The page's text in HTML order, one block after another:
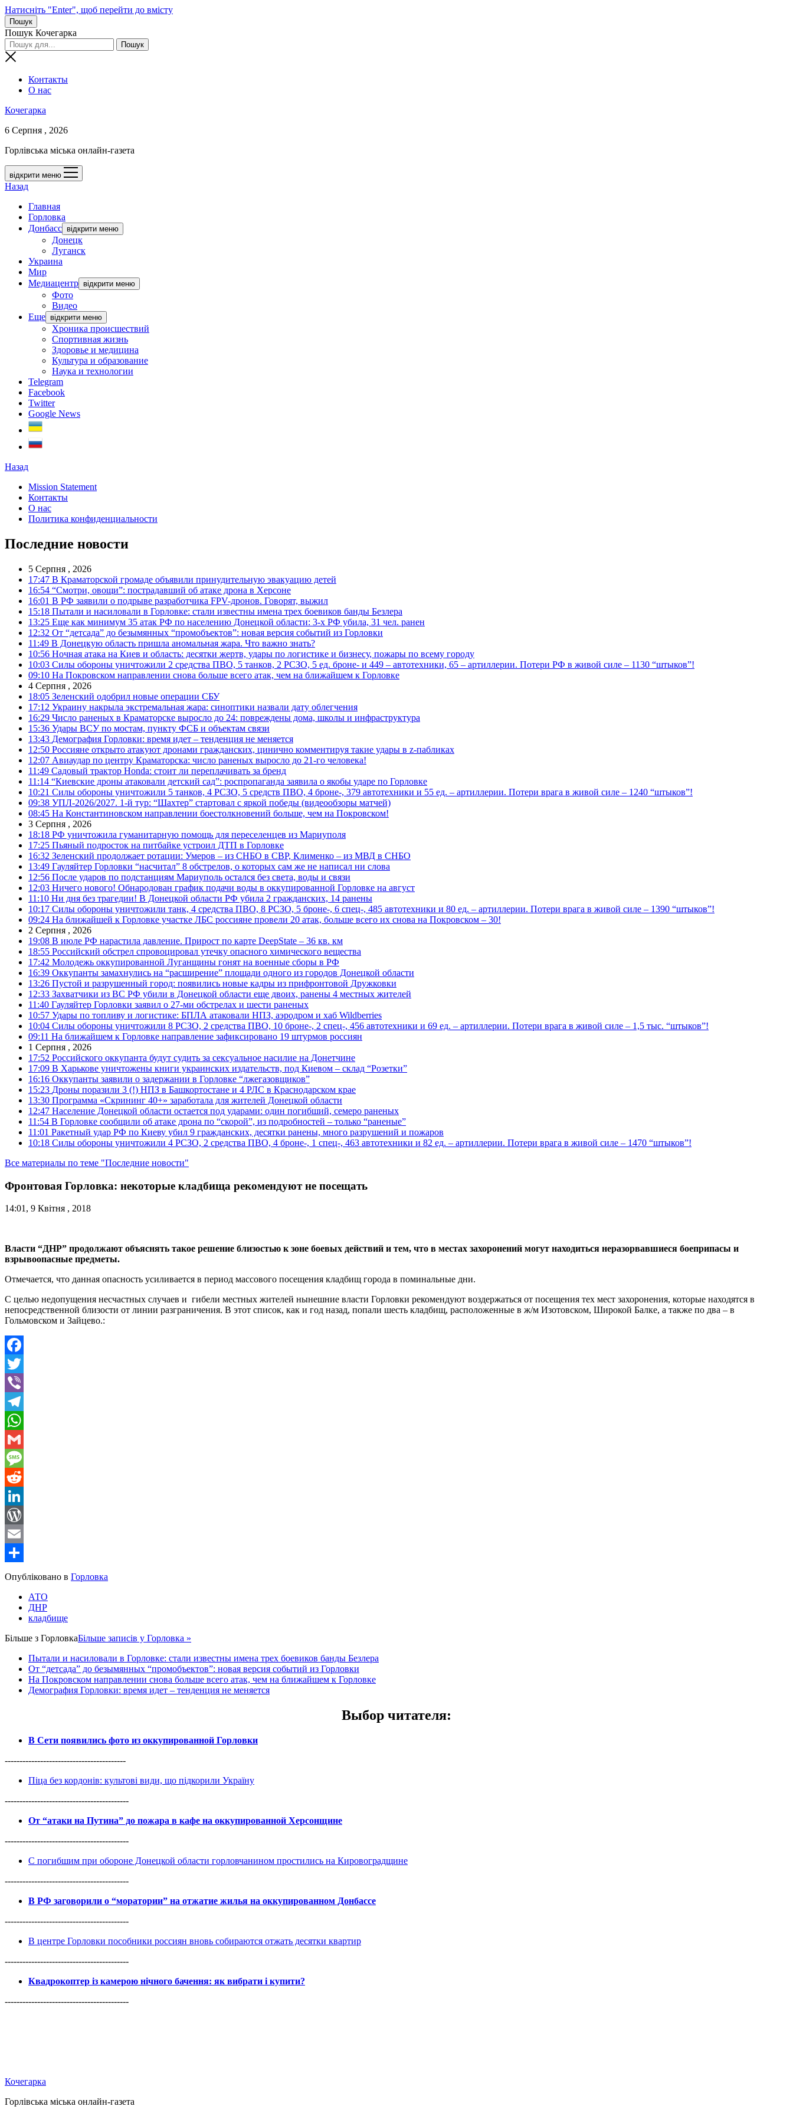
Натисніть "Enter", щоб перейти до вмісту
Пошук
Пошук Кочегарка
Контакты
О нас
Кочегарка
6 Серпня , 2026
Горлівська міська онлайн-газета
відкрити меню
Назад
Главная
Горловка
Донбасс відкрити меню
Донецк
Луганск
Украина
Мир
Медиацентр відкрити меню
Фото
Видео
Еще відкрити меню
Хроника происшествий
Спортивная жизнь
Здоровье и медицина
Культура и образование
Наука и технологии
Telegram
Facebook
Twitter
Google News
Назад
Mission Statement
Контакты
О нас
Политика конфиденциальности
Последние новости
5 Серпня , 2026
17:47 В Краматорской громаде объявили принудительную эвакуацию детей
16:54 “Смотри, овощи”: пострадавший об атаке дрона в Херсоне
16:01 В РФ заявили о подрыве разработчика FPV-дронов. Говорят, выжил
15:18 Пытали и насиловали в Горловке: стали известны имена трех боевиков банды Безлера
13:25 Еще как минимум 35 атак РФ по населению Донецкой области: 3-х РФ убила, 31 чел. ранен
12:32 От “детсада” до безымянных “промобъектов”: новая версия событий из Горловки
11:49 В Донецкую область пришла аномальная жара. Что важно знать?
10:56 Ночная атака на Киев и область: десятки жертв, удары по логистике и бизнесу, пожары по всему городу
10:03 Силы обороны уничтожили 2 средства ПВО, 5 танков, 2 РСЗО, 5 ед. броне- и 449 – автотехники, 65 – артиллерии. Потери РФ в живой силе – 1130 “штыков”!
09:10 На Покровском направлении снова больше всего атак, чем на ближайшем к Горловке
4 Серпня , 2026
18:05 Зеленский одобрил новые операции СБУ
17:12 Украину накрыла экстремальная жара: синоптики назвали дату облегчения
16:29 Число раненых в Краматорске выросло до 24: повреждены дома, школы и инфраструктура
15:36 Удары ВСУ по мостам, пункту ФСБ и объектам связи
13:43 Демография Горловки: время идет – тенденция не меняется
12:50 Россияне открыто атакуют дронами гражданских, цинично комментируя такие удары в z-пабликах
12:07 Авиаудар по центру Краматорска: число раненых выросло до 21-го человека!
11:49 Садовый трактор Honda: стоит ли переплачивать за бренд
11:14 “Киевские дроны атаковали детский сад”: роспропаганда заявила о якобы ударе по Горловке
10:21 Силы обороны уничтожили 5 танков, 4 РСЗО, 5 средств ПВО, 4 броне-, 379 автотехники и 55 ед. – артиллерии. Потери врага в живой силе – 1240 “штыков”!
09:38 УПЛ-2026/2027. 1-й тур: “Шахтер” стартовал с яркой победы (видеообзоры матчей)
08:45 На Константиновском направлении боестолкновений больше, чем на Покровском!
3 Серпня , 2026
18:18 РФ уничтожила гуманитарную помощь для переселенцев из Мариуполя
17:25 Пьяный подросток на питбайке устроил ДТП в Горловке
16:32 Зеленский продолжает ротации: Умеров – из СНБО в СВР, Клименко – из МВД в СНБО
13:49 Гауляйтер Горловки “насчитал” 8 обстрелов, о которых сам же не написал ни слова
12:56 После ударов по подстанциям Мариуполь остался без света, воды и связи
12:03 Ничего нового! Обнародован график подачи воды в оккупированной Горловке на август
11:10 Ни дня без трагедии! В Донецкой области РФ убила 2 гражданских, 14 ранены
10:17 Силы обороны уничтожили танк, 4 средства ПВО, 8 РСЗО, 5 броне-, 6 спец-, 485 автотехники и 80 ед. – артиллерии. Потери врага в живой силе – 1390 “штыков”!
09:24 На ближайшей к Горловке участке ЛБС россияне провели 20 атак, больше всего их снова на Покровском – 30!
2 Серпня , 2026
19:08 В июле РФ нарастила давление. Прирост по карте DeepState – 36 кв. км
18:55 Российский обстрел спровоцировал утечку опасного химического вещества
17:42 Молодежь оккупированной Луганщины гонят на военные сборы в РФ
16:39 Оккупанты замахнулись на “расширение” площади одного из городов Донецкой области
13:26 Пустой и разрушенный город: появились новые кадры из прифронтовой Дружковки
12:33 Захватчики из ВС РФ убили в Донецкой области еще двоих, ранены 4 местных жителей
11:40 Гауляйтер Горловки заявил о 27-ми обстрелах и шести раненых
10:57 Удары по топливу и логистике: БПЛА атаковали НПЗ, аэродром и хаб Wildberries
10:04 Силы обороны уничтожили 8 РСЗО, 2 средства ПВО, 10 броне-, 2 спец-, 456 автотехники и 69 ед. – артиллерии. Потери врага в живой силе – 1,5 тыс. “штыков”!
09:11 На ближайшем к Горловке направление зафиксировано 19 штурмов россиян
1 Серпня , 2026
17:52 Российского оккупанта будут судить за сексуальное насилие на Донетчине
17:09 В Харькове уничтожены книги украинских издательств, под Киевом – склад “Розетки”
16:16 Оккупанты заявили о задержании в Горловке “лжегазовщиков”
15:23 Дроны поразили 3 (!) НПЗ в Башкортостане и 4 РЛС в Краснодарском крае
13:30 Программа «Скрининг 40+» заработала для жителей Донецкой области
12:47 Население Донецкой области остается под ударами: один погибший, семеро раненых
11:54 В Горловке сообщили об атаке дрона по “скорой”, из подробностей – только “раненые”
11:01 Ракетный удар РФ по Киеву убил 9 гражданских, десятки ранены, много разрушений и пожаров
10:18 Силы обороны уничтожили 4 РСЗО, 2 средства ПВО, 4 броне-, 1 спец-, 463 автотехники и 82 ед. – артиллерии. Потери врага в живой силе – 1470 “штыков”!
Все материалы по теме "Последние новости"
Фронтовая Горловка: некоторые кладбища рекомендуют не посещать
14:01, 9 Квітня , 2018
Власти “ДНР” продолжают объяснять такое решение близостью к зоне боевых действий и тем, что в местах захоронений могут находиться неразорвавшиеся боеприпасы и
взрывоопасные предметы.
Отмечается, что данная опасность усиливается в период массового посещения кладбищ города в поминальные дни.
С целью недопущения несчастных случаев и гибели местных жителей нынешние власти Горловки рекомендуют воздержаться от посещения тех мест захоронения, которые находятся в
непосредственной близости от линии разграничения. В этот список, как и год назад, попали шесть кладбищ, расположенные в ж/м Изотовском, Широкой Балке, а также по два – в
Гольмовском и Зайцево.:
Facebook
Twitter
Viber
Telegram
WhatsApp
Gmail
Message
Reddit
LinkedIn
WordPress
Email
Share
Опубліковано в Горловка
АТО
ДНР
кладбище
Більше з ГорловкаБільше записів у Горловка »
Пытали и насиловали в Горловке: стали известны имена трех боевиков банды Безлера
От “детсада” до безымянных “промобъектов”: новая версия событий из Горловки
На Покровском направлении снова больше всего атак, чем на ближайшем к Горловке
Демография Горловки: время идет – тенденция не меняется
Выбор читателя:
В Сети появились фото из оккупированной Горловки
-----------------------------------------
Піца без кордонів: культові види, що підкорили Україну
------------------------------------------
От “атаки на Путина” до пожара в кафе на оккупированной Херсонщине
------------------------------------------
С погибшим при обороне Донецкой области горловчанином простились на Кировоградщине
------------------------------------------
В РФ заговорили о “моратории” на отжатие жилья на оккупированном Донбассе
------------------------------------------
В центре Горловки пособники россиян вновь собираются отжать десятки квартир
------------------------------------------
Квадрокоптер із камерою нічного бачення: як вибрати і купити?
------------------------------------------
Кочегарка
Горлівська міська онлайн-газета